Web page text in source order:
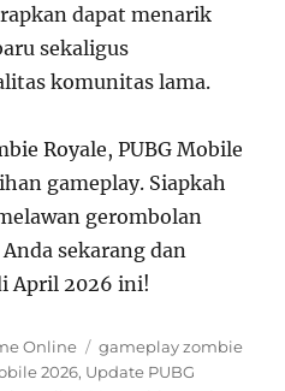
dapat menarik
sekaligus
komunitas lama.
Royale, PUBG Mobile
gameplay. Siapkah
gerombolan
sekarang dan
April 2026 ini!
Online Tags
gameplay zombie
2026, Update PUBG